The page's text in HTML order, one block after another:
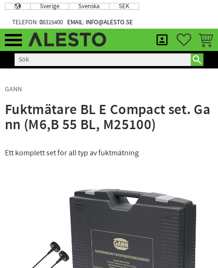
Meny
Sverige Svenska SEK
TELEFON:08315400 EMAIL: INFO@ALESTO.SE
GANN
Fuktmätare BL E Compact set. Ga
nn (M6,B 55 BL, M25100)
Ett komplett set för all typ av fuktmätning